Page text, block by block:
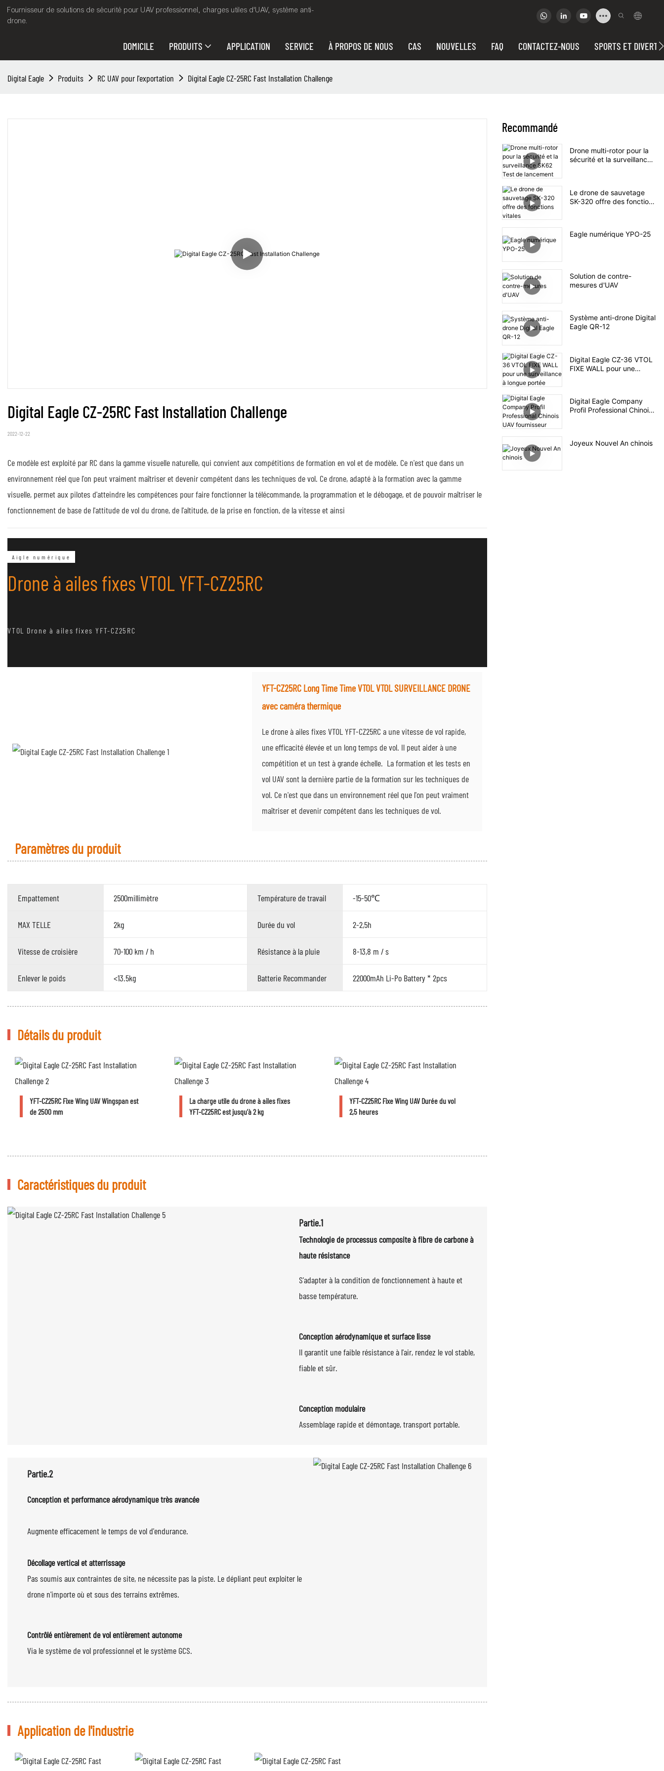
Fournisseur de solutions de sécurité pour UAV professionnel, charges utiles d'UAV, système anti-
drone.
DOMICILE PRODUITS APPLICATION SERVICE À PROPOS DE NOUS CAS NOUVELLES FAQ CONTACTEZ-NOUS SPORTS ET
Digital Eagle Produits RC UAV pour l'exportation Digital Eagle CZ-25RC Fast Installation Challenge
Digital Eagle CZ-25RC Fast Installation Challenge
2022-12-22
Ce modèle est exploité par RC dans la gamme visuelle naturelle, qui convient aux compétitions de formation en vol et de modèle. Ce n'est que dans un
environnement réel que l'on peut vraiment maîtriser et devenir compétent dans les techniques de vol. Ce drone, adapté à la formation avec la gamme
visuelle, permet aux pilotes d'atteindre les compétences pour faire fonctionner la télécommande, la programmation et le débogage, et de pouvoir maîtriser le
fonctionnement de base de l'attitude de vol du drone, de l'altitude, de la prise en fonction, de la vitesse et ainsi
Aigle numérique
Drone à ailes fixes VTOL YFT-CZ25RC
VTOL Drone à ailes fixes YFT-CZ25RC
YFT-CZ25RC Long Time Time VTOL VTOL SURVEILLANCE DRONE
avec caméra thermique
Le drone à ailes fixes VTOL YFT-CZ25RC a une vitesse de vol rapide,
une efficacité élevée et un long temps de vol. Il peut aider à une
compétition et un test à grande échelle. La formation et les tests en
vol UAV sont la dernière partie de la formation sur les techniques de
vol. Ce n'est que dans un environnement réel que l'on peut vraiment
maîtriser et devenir compétent dans les techniques de vol.
Paramètres du produit
Empattement 2500millimètre Température de travail -15-50℃
MAX TELLE 2kg Durée du vol 2-2,5h
Vitesse de croisière 70-100 km / h Résistance à la pluie 8-13,8 m / s
Enlever le poids <13.5kg Batterie Recommander 22000mAh Li-Po Battery * 2pcs
Détails du produit
YFT-CZ25RC Fixe Wing UAV Wingspan est
de 2500 mm
La charge utile du drone à ailes fixes
YFT-CZ25RC est jusqu'à 2 kg
YFT-CZ25RC Fixe Wing UAV Durée du vol
2,5 heures
Caractéristiques du produit
Partie.1
Technologie de processus composite à fibre de carbone à
haute résistance
S'adapter à la condition de fonctionnement à haute et
basse température.
Conception aérodynamique et surface lisse
Il garantit une faible résistance à l'air, rendez le vol stable,
fiable et sûr.
Conception modulaire
Assemblage rapide et démontage, transport portable.
Partie.2
Conception et performance aérodynamique très avancée
Augmente efficacement le temps de vol d'endurance.
Décollage vertical et atterrissage
Pas soumis aux contraintes de site, ne nécessite pas la piste. Le dépliant peut exploiter le
drone n'importe où et sous des terrains extrêmes.
Contrôlé entièrement de vol entièrement autonome
Via le système de vol professionnel et le système GCS.
Application de l'industrie
Recommandé
Drone multi-rotor pour la
sécurité et la surveillance
Le drone de sauvetage
SK-320 offre des fonctions
Eagle numérique YPO-25
Solution de contre-
mesures d'UAV
Système anti-drone Digital
Eagle QR-12
Digital Eagle CZ-36 VTOL
FIXE WALL pour une
Digital Eagle Company
Profil Professional Chinois
Joyeux Nouvel An chinois